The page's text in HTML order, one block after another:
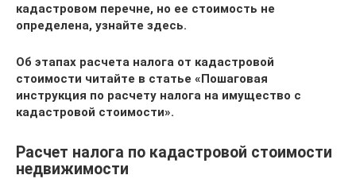
кадастровом перечне, но ее стоимость не
определена, узнайте здесь.
Об этапах расчета налога от кадастровой
стоимости читайте в статье «Пошаговая
инструкция по расчету налога на имущество с
кадастровой стоимости».
Расчет налога по кадастровой стоимости
недвижимости